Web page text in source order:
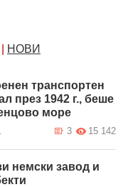
НОВИ
транспортен
през 1942 г., беше
море
15 142
3
немски завод и